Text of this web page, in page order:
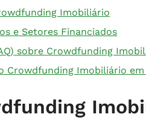
Imobiliário
e Setores Financiados
sobre Crowdfunding
Crowdfunding Imobiliário em